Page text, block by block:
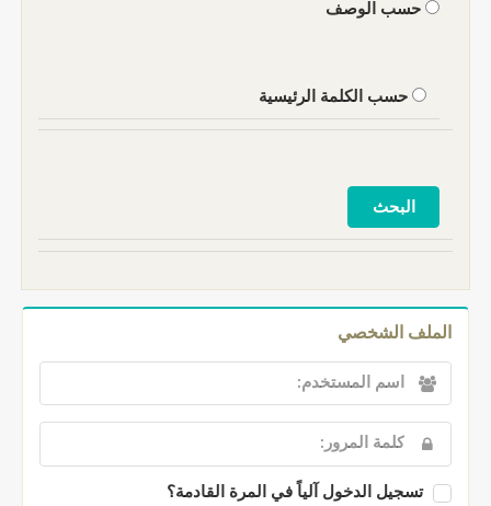
حسب الوصف
حسب الكلمة الرئيسية
الملف الشخصي
تسجيل الدخول آلياً في المرة القادمة؟